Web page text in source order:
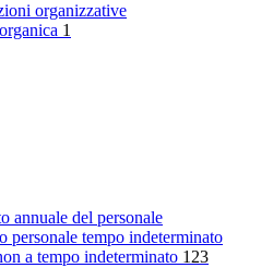
organizzative
1
annuale del personale
personale tempo indeterminato
a tempo indeterminato 123